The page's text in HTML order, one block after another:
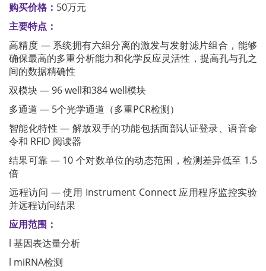
购买价格： 50万元
主要特点：
高精度 — 系统拥有六组分离的激发与发射滤片组合，能够
确保最高的多重分析能力和化学反应灵活性，提高孔与孔之
间的数据精确性
双模块 — 96 well和384 well模块
多通道 — 5个光学通道（多重PCR检测）
智能化特性 — 解放双手的功能包括面部认证登录、语音命
令和 RFID 阅读器
结果可靠 — 10 个对数单位的动态范围，检测差异低至 1.5
倍
远程访问 — 使用 Instrument Connect 应用程序监控实验
并远程访问结果
应用范围：
l 基因表达量分析
l miRNA检测